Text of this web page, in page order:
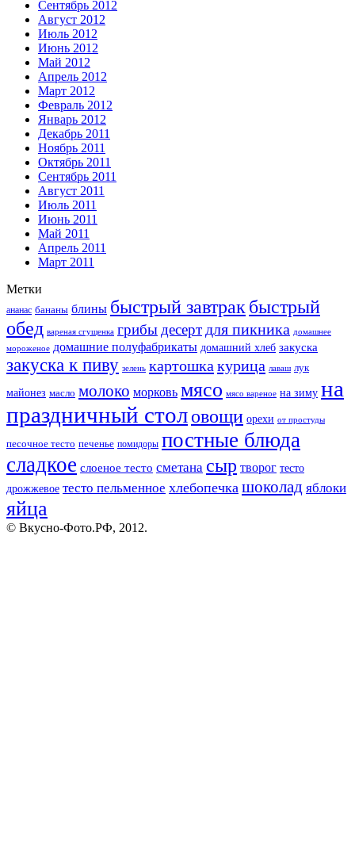
Сентябрь 2012
Август 2012
Июль 2012
Июнь 2012
Май 2012
Апрель 2012
Март 2012
Февраль 2012
Январь 2012
Декабрь 2011
Ноябрь 2011
Октябрь 2011
Сентябрь 2011
Август 2011
Июль 2011
Июнь 2011
Май 2011
Апрель 2011
Март 2011
Метки
ананас бананы блины быстрый завтракбыстрый
обед вареная сгущенка грибыдесерт для пикника домашнее
мороженое домашние полуфабрикаты домашний хлеб закуска
закуска к пиву зелень картошка курица лаваш лук
майонез масло молоко морковь мясо мясо вареное на зиму на
праздничный столовощи орехи от простуды
песочное тесто печенье помидоры постные блюда
сладкое слоеное тесто сметана сыр творог тесто
дрожжевое тесто пельменное хлебопечка шоколад яблоки
яйца
© Вкусно-Фото.РФ, 2012.